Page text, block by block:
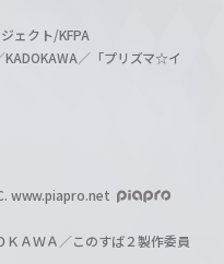
ェクト/KFPA
／「プリズマ☆イ
www.piapro.net
ＡＷＡ／このすば２製作委員